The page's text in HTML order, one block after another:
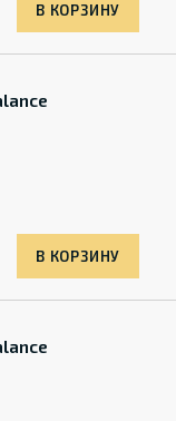
В КОРЗИНУ
В КОРЗИНУ